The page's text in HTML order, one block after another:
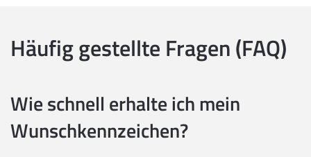
Häufig gestellte Fragen (FAQ)
Wie schnell erhalte ich mein
Wunschkennzeichen?